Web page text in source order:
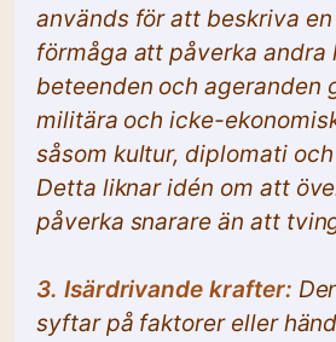
används för att beskriva
förmåga att påverka andra
beteenden och ageranden
militära och icke-
såsom kultur, diplomati
Detta liknar idén om att
påverka snarare än att
3. Isärdrivande krafter:
syftar på faktorer eller